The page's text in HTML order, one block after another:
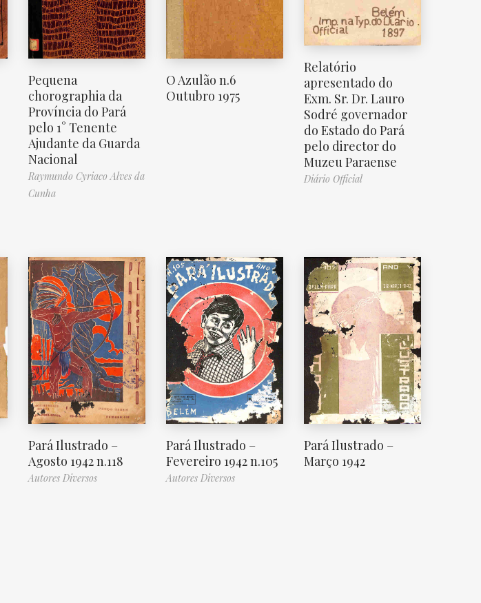
Pequena
chorographia da
Província do Pará
pelo 1° Tenente
Ajudante da Guarda
Nacional
Raymundo Cyriaco Alves da
Cunha
O Azulão n.6
Outubro 1975
Relatório
apresentado do
Exm. Sr. Dr. Lauro
Sodré governador
do Estado do Pará
pelo director do
Muzeu Paraense
Diário Official
Pará Ilustrado –
Agosto 1942 n.118
Autores Diversos
Pará Ilustrado –
Fevereiro 1942 n.105
Autores Diversos
Pará Ilustrado –
Março 1942